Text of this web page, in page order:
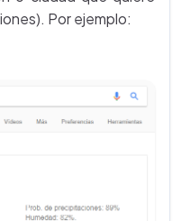
Por ejemplo: